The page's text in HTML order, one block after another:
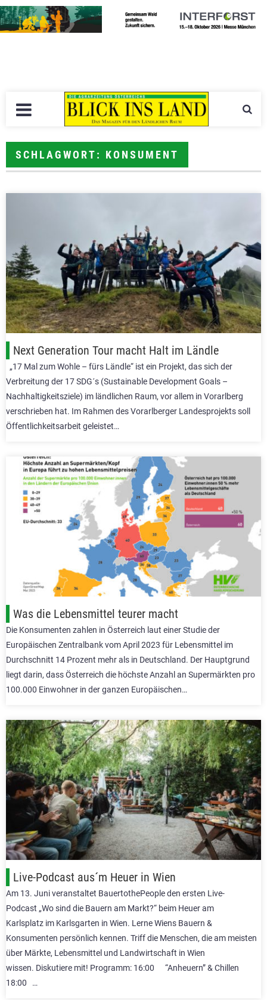
SCHLAGWORT: KONSUMENT
Next Generation Tour macht Halt im Ländle
„17 Mal zum Wohle – fürs Ländle“ ist ein Projekt, das sich der
Verbreitung der 17 SDG´s (Sustainable Development Goals –
Nachhaltigkeitsziele) im ländlichen Raum, vor allem in Vorarlberg
verschrieben hat. Im Rahmen des Vorarlberger Landesprojekts soll
Öffentlichkeitsarbeit geleistet…
Was die Lebensmittel teurer macht
Die Konsumenten zahlen in Österreich laut einer Studie der
Europäischen Zentralbank vom April 2023 für Lebensmittel im
Durchschnitt 14 Prozent mehr als in Deutschland. Der Hauptgrund
liegt darin, dass Österreich die höchste Anzahl an Supermärkten pro
100.000 Einwohner in der ganzen Europäischen…
Live-Podcast aus´m Heuer in Wien
Am 13. Juni veranstaltet BauertothePeople den ersten Live-
Podcast „Wo sind die Bauern am Markt?“ beim Heuer am
Karlsplatz im Karlsgarten in Wien. Lerne Wiens Bauern &
Konsumenten persönlich kennen. Triff die Menschen, die am meisten
über Märkte, Lebensmittel und Landwirtschaft in Wien
wissen. Diskutiere mit! Programm: 16:00 “Anheuern” & Chillen
18:00 …